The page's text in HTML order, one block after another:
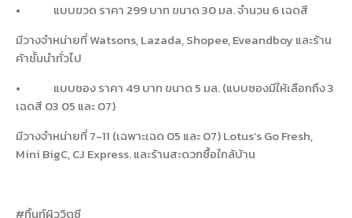
•
แบบขวด ราคา 299บาท ขนาด30มล. จำนวน 6เฉดสี
มีวางจำหน่ายที่Watsons, Lazada, Shopee, Eveandboyและร้าน
ค้าชั้นนำทั่วไป
•
แบบซอง ราคา 49บาท ขนาด 5 มล. (แบบซองมีให้เลือกถึง3
เฉดสี 03 05 และ07)
มีวางจำหน่ายที่7-11 (เฉพาะเฉด 05 และ07)Lotus’s Go Fresh,
Mini BigC, CJ Express.และร้านสะดวกซื้อใกล้บ้าน
#ทิ้นท์ผิววิตซี